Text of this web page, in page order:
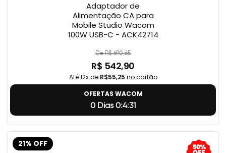
Adaptador de
Alimentação CA para
Mobile Studio Wacom
100W USB-C - ACK42714
De R$ 690,65
R$ 542,90
Até 12x de R$55,25 no cartão
OFERTAS WACOM
0 Dias 0:4:31
21% OFF